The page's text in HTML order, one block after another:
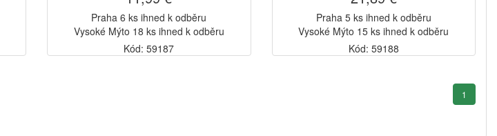
Praha 6 ks ihned k odběru
Vysoké Mýto 18 ks ihned k odběru
Kód: 59187
Praha 5 ks ihned k odběru
Vysoké Mýto 15 ks ihned k odběru
Kód: 59188
1